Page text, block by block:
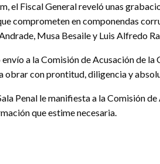
Fiscal General reveló unas
comprometen en componendas
Musa Besaile y Luis Alfredo
a la Comisión de Acusación de
obrar con prontitud, diligencia y
Penal le manifiesta a la Comisión
que estime necesaria.